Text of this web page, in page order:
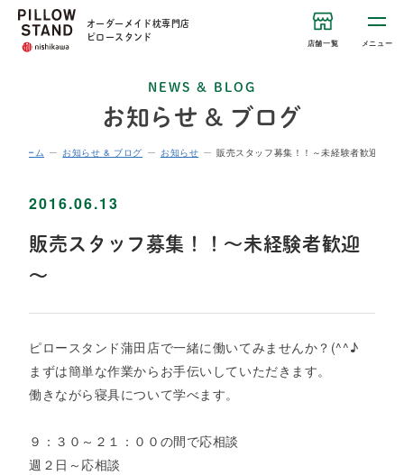
オーダーメイド枕専門店
ピロースタンド
店舗一覧 メニュー
NEWS & BLOG
お知らせ & ブログ
ホーム お知らせ & ブログ お知らせ 販売スタッフ募集！！～未経験者歓迎～
2016.06.13
販売スタッフ募集！！～未経験者歓迎
～
ピロースタンド蒲田店で一緒に働いてみませんか？(^^♪
まずは簡単な作業からお手伝いしていただきます。
働きながら寝具について学べます。
９：３０～２１：００の間で応相談
週２日～応相談